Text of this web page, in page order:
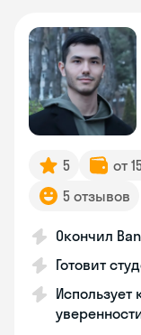
5 от
5 отзывов
Окончил
Готовит